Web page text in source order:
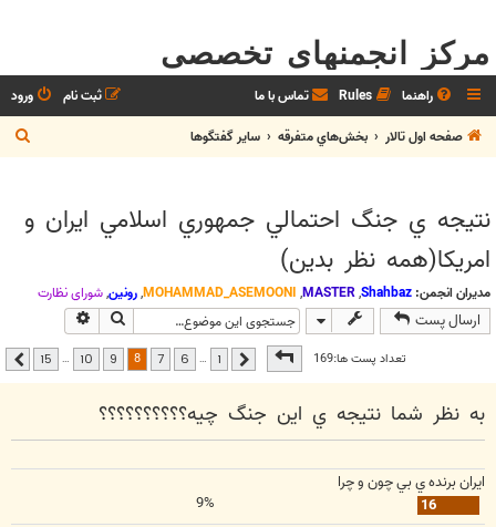
مرکز انجمنهای تخصصی
راهنما Rules تماس با ما ورود
ثبت نام
صفحه اول تالار
بخش‌‌هاي متفرقه ساير گفتگوها
ج
س
نتيجه ي جنگ احتمالي جمهوري اسلامي ايران و
امريكا(همه نظر بدين)
مدیران انجمن: Shahbaz
,
MASTER
,
MOHAMMAD_ASEMOONI
,رونین,شوراي نظارت
ارسال پست جستجو
تعداد پست ها:169صفحه از15 قبلی …
6
7
8
9
10
…
15 بعدی
به نظر شما نتيجه ي اين جنگ چيه؟؟؟؟؟؟؟؟؟؟
ايران برنده ي بي چون و چرا
16
9%